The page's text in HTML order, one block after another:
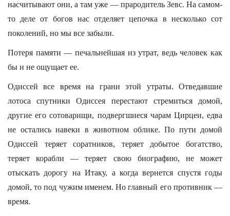
насчитывают они, а там уже — прародитель Зевс. На самом-
то деле от богов нас отделяет цепочка в несколько сот
поколений, но мы все забыли.
Потеря памяти — печальнейшая из утрат, ведь человек как
бы и не ощущает ее.
Одиссей все время на грани этой утраты. Отведавшие
лотоса спутники Одиссея перестают стремиться домой,
другие его сотоварищи, подвергшиеся чарам Цирцеи, едва
не остались навеки в животном облике. По пути домой
Одиссей теряет соратников, теряет добытое богатство,
теряет корабли — теряет свою биографию, не может
отыскать дорогу на Итаку, а когда вернется спустя годы
домой, то под чужим именем. Но главный его противник —
время.